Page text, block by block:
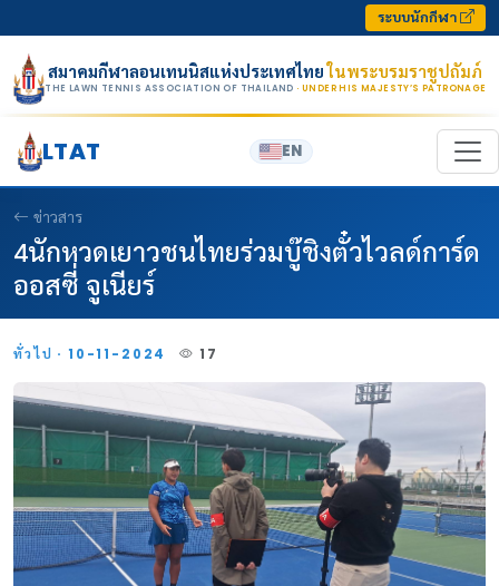
ระบบนักกีฬา
สมาคมกีฬาลอนเทนนิสแห่งประเทศไทยในพระบรมราชูปถัมภ์
THE LAWN TENNIS ASSOCIATION OF THAILAND · UNDER HIS MAJESTY’S PATRONAGE
LTAT EN
ข่าวสาร
4นักหวดเยาวชนไทยร่วมบู๊ชิงตั๋วไวลด์การ์ด
ออสซี่ จูเนียร์
ทั่วไป · 10-11-2024 17